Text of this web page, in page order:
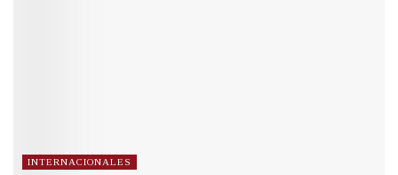
INTERNACIONALES